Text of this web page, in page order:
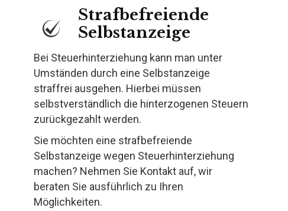
Strafbefreiende
Selbstanzeige
Bei Steuerhinterziehung kann man unter
Umständen durch eine Selbstanzeige
straffrei ausgehen. Hierbei müssen
selbstverständlich die hinterzogenen Steuern
zurückgezahlt werden.
Sie möchten eine strafbefreiende
Selbstanzeige wegen Steuerhinterziehung
machen? Nehmen Sie Kontakt auf, wir
beraten Sie ausführlich zu Ihren
Möglichkeiten.